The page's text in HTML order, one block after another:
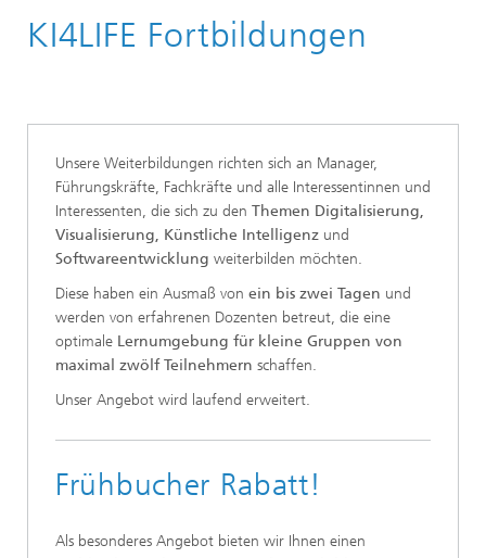
Weiterbildung
KI4LIFE Fortbildungen
Unsere Weiterbildungen richten sich an Manager,
Führungskräfte, Fachkräfte und alle Interessentinnen und
Interessenten, die sich zu den Themen Digitalisierung,
Visualisierung, Künstliche Intelligenz und
Softwareentwicklung weiterbilden möchten.
Diese haben ein Ausmaß von ein bis zwei Tagen und
werden von erfahrenen Dozenten betreut, die eine
optimale Lernumgebung für kleine Gruppen von
maximal zwölf Teilnehmern schaffen.
Unser Angebot wird laufend erweitert.
Frühbucher Rabatt!
Als besonderes Angebot bieten wir Ihnen einen